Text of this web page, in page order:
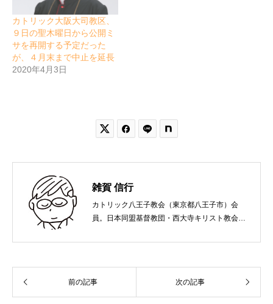
カトリック大阪大司教区、
９日の聖木曜日から公開ミ
サを再開する予定だった
が、４月末まで中止を延長
2020年4月3日
 
雑賀 信行
カトリック八王子教会（東京都八王子市）会
員。日本同盟基督教団・西大寺キリスト教会
れ。関西学院大学社会学部卒業。９０年代、い
て、雜賀編集工房として独立。
前の記事 次の記事